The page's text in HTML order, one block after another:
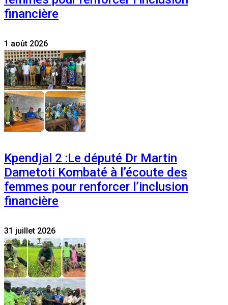
financière
1 août 2026
Kpendjal 2 :Le député Dr Martin
Dametoti Kombaté à l’écoute des
femmes pour renforcer l’inclusion
financière
31 juillet 2026